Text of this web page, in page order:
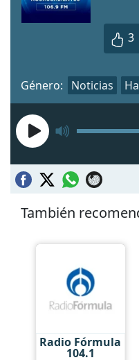
3
Género: Noticias
También
Radio Fórmula
104.1